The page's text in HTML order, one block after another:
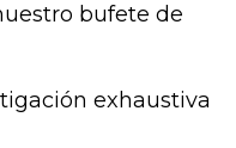
bufete de
exhaustiva